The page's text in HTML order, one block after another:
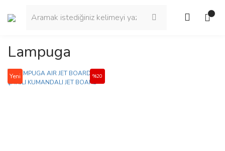
Lampuga
Yeni %20